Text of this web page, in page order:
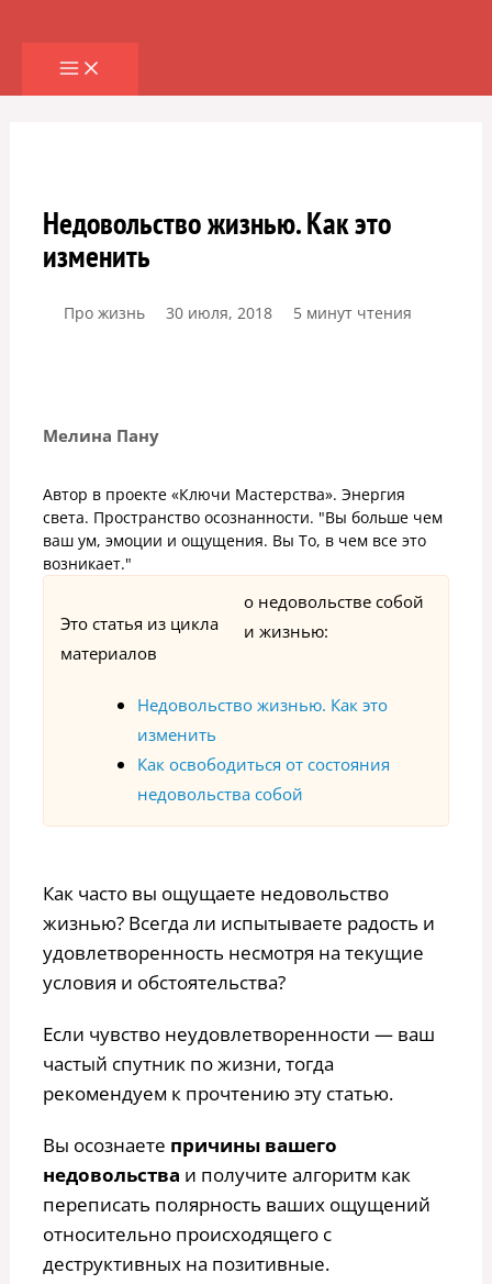
содержимому
Недовольство жизнью. Как это
изменить
Про жизнь 30 июля, 2018 5 минут чтения
Мелина Пану
Автор в проекте «Ключи Мастерства». Энергия
света. Пространство осознанности. "Вы больше чем
ваш ум, эмоции и ощущения. Вы То, в чем все это
возникает."
Это статья из цикла
материалов
о недовольстве собой
и жизнью:
Недовольство жизнью. Как это
изменить
Как освободиться от состояния
недовольства собой
Как часто вы ощущаете недовольство
жизнью? Всегда ли испытываете радость и
удовлетворенность несмотря на текущие
условия и обстоятельства?
Если чувство неудовлетворенности — ваш
частый спутник по жизни, тогда
рекомендуем к прочтению эту статью.
Вы осознаете причины вашего
недовольства и получите алгоритм как
переписать полярность ваших ощущений
относительно происходящего с
деструктивных на позитивные.